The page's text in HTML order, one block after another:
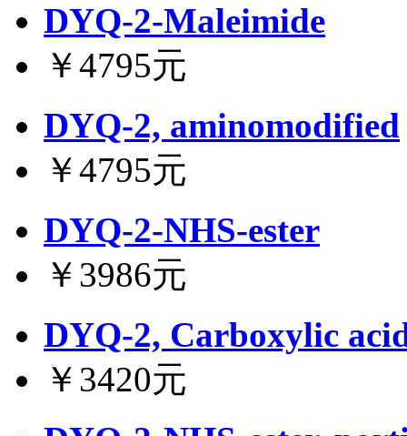
DYQ-2-Maleimide
￥4795元
DYQ-2, aminomodified
￥4795元
DYQ-2-NHS-ester
￥3986元
DYQ-2, Carboxylic
￥3420元